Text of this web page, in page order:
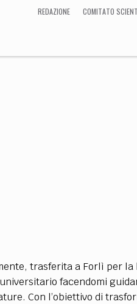
REDAZIONE COMITATO
COLLABORA CON NOI
trasferita a Forlì per
facendomi
Con l’obiettivo di